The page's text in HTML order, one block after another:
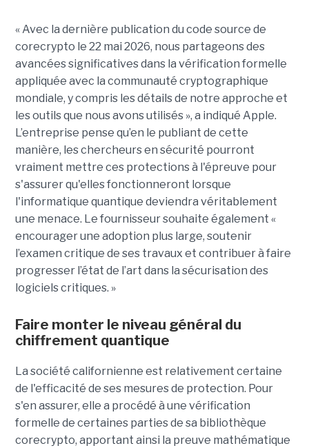
« Avec la dernière publication du code source de
corecrypto le 22 mai 2026, nous partageons des
avancées significatives dans la vérification formelle
appliquée avec la communauté cryptographique
mondiale, y compris les détails de notre approche et
les outils que nous avons utilisés », a indiqué Apple.
L’entreprise pense qu’en le publiant de cette
manière, les chercheurs en sécurité pourront
vraiment mettre ces protections à l'épreuve pour
s'assurer qu'elles fonctionneront lorsque
l'informatique quantique deviendra véritablement
une menace. Le fournisseur souhaite également «
encourager une adoption plus large, soutenir
l’examen critique de ses travaux et contribuer à faire
progresser l’état de l’art dans la sécurisation des
logiciels critiques. »
Faire monter le niveau général du
chiffrement quantique
La société californienne est relativement certaine
de l'efficacité de ses mesures de protection. Pour
s'en assurer, elle a procédé à une vérification
formelle de certaines parties de sa bibliothèque
corecrypto, apportant ainsi la preuve mathématique